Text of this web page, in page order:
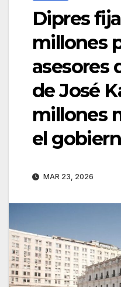
Dipres
millones
asesores
de José
millones
el
MAR 23, 2026